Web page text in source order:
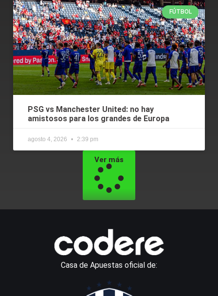
FÚTBOL
PSG vs Manchester United: no hay
amistosos para los grandes de Europa
agosto 4, 2026 2:39 pm
Ver más
Casa de Apuestas oficial de: